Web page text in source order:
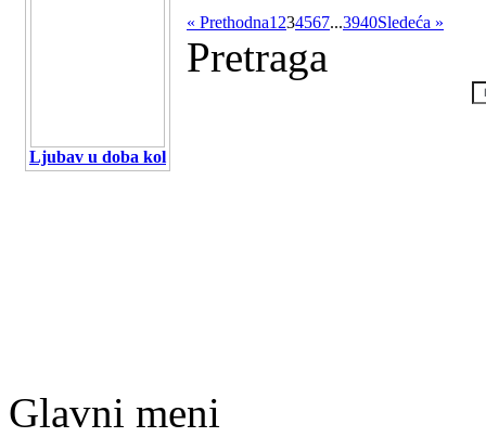
Ljubav u doba kol
« Prethodna1 234567...3940Sledeća »
Pretraga
Glavni meni